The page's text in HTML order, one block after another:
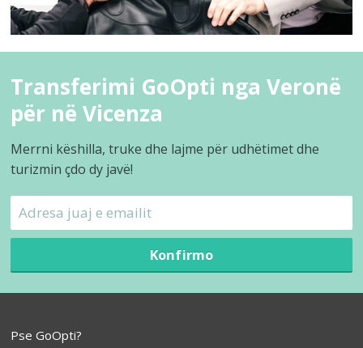
Transferimi GoOpti nga Veronë
për në Vicenza
Merrni këshilla, truke dhe lajme për udhëtimet dhe
turizmin çdo dy javë!
Konfirmo
Pse GoOpti?